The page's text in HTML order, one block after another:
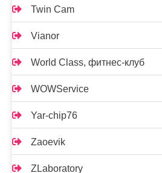
Twin Cam
Vianor
World Class, фитнес-клуб
WOWService
Yar-chip76
Zaoevik
ZLaboratory